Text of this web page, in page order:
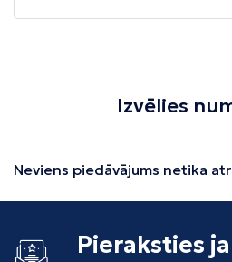
Izvēlies
Neviens piedāvājums netika
Pieraksties